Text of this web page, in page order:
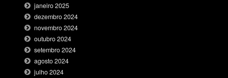
janeiro 2025
dezembro 2024
novembro 2024
outubro 2024
setembro 2024
agosto 2024
julho 2024